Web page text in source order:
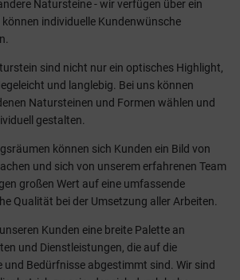
Natursteine - wir verfügen über ein
individuelle Kundenwünsche
sind nicht nur ein optisches Highlight,
und langlebig. Bei uns können
Natursteinen und Formen wählen und
gestalten.
können sich Kunden ein Bild von
und sich von unserem erfahrenen Team
großen Wert auf eine umfassende
Qualität bei der Umsetzung aller Arbeiten.
Kunden eine breite Palette an
und Dienstleistungen, die auf die
und Bedürfnisse abgestimmt sind. Wir sind